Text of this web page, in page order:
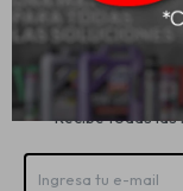
Recibe todas
Servicios